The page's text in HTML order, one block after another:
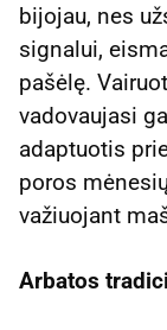
bijojau, nes
signalui,
pašėlę.
vadovaujasi
adaptuotis
poros
važiuojant
Arbatos